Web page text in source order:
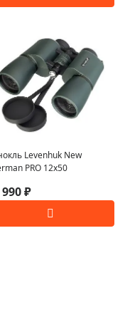
Levenhuk New
PRO 12x50
₽